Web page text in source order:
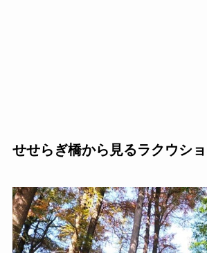
せせらぎ橋から見るラクウシ